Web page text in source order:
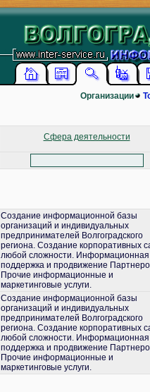
Организации
Сфера деятельности
Создание информационной базы
организаций и индивидуальных
предпринимателей Волгоградского
региона. Создание корпоративных
любой сложности. Информационная
поддержка и продвижение
Прочие информационные и
маркетинговые услуги.
Создание информационной базы
организаций и индивидуальных
предпринимателей Волгоградского
региона. Создание корпоративных
любой сложности. Информационная
поддержка и продвижение
Прочие информационные и
маркетинговые услуги.